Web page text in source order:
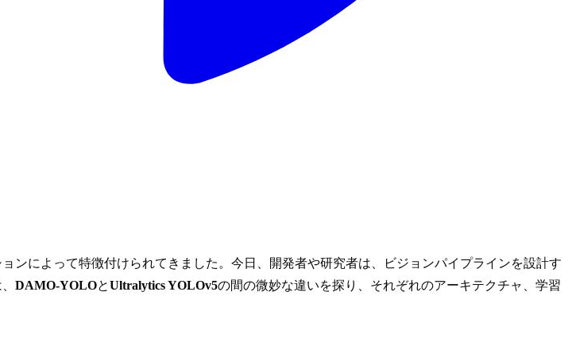
ンによって特徴付けられてきました。今日、開発者や研究者は、ビジョンパイプラインを設計す
DAMO-YOLOとUltralytics YOLOv5の間の微妙な違いを探り、それぞれのアーキテクチャ、学習